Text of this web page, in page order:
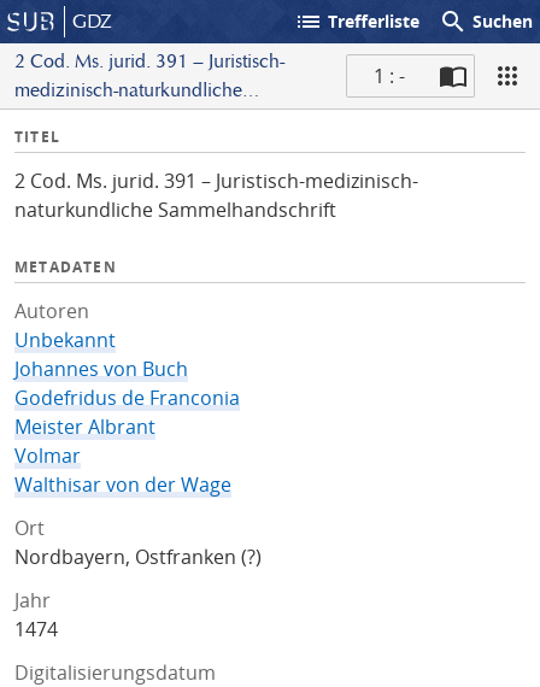
GDZ list Trefferliste search Suchen
2 Cod. Ms. jurid. 391 – Juristisch-
medizinisch-naturkundliche
1 : -
I
f
o
TITEL
2 Cod. Ms. jurid. 391 – Juristisch-medizinisch-
naturkundliche Sammelhandschrift
METADATEN
Autoren
Unbekannt
Johannes von Buch
Godefridus de Franconia
Meister Albrant
Volmar
Walthisar von der Wage
Ort
Nordbayern, Ostfranken (?)
Jahr
1474
Digitalisierungsdatum